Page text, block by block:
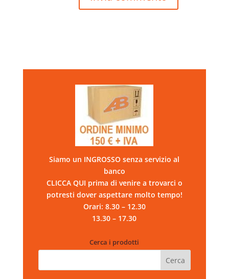
Siamo un INGROSSO senza servizio al
banco
CLICCA QUI prima di venire a trovarci o
potresti dover aspettare molto tempo!
Orari: 8.30 – 12.30
13.30 – 17.30
Cerca i prodotti